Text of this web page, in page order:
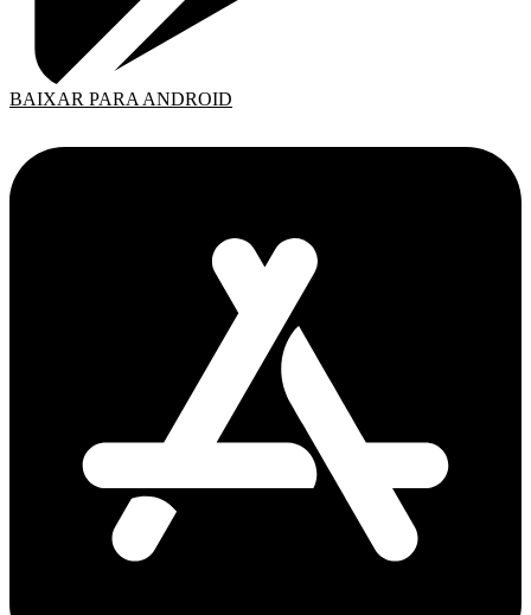
BAIXAR PARA ANDROID